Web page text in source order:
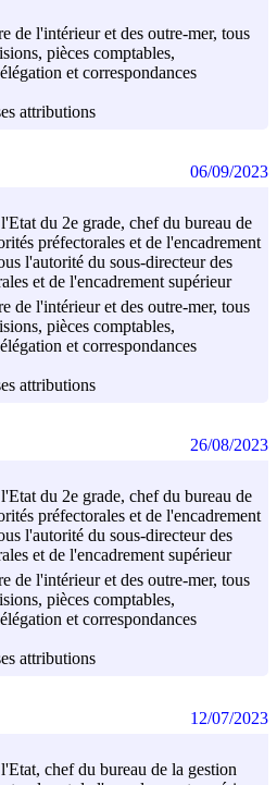
de l'intérieur et des outre-mer, tous
pièces comptables,
et correspondances
attributions
du 2e grade, chef du bureau de
préfectorales et de l'encadrement
l'autorité du sous-directeur des
et de l'encadrement supérieur
de l'intérieur et des outre-mer, tous
pièces comptables,
et correspondances
attributions
06/09/2023
du 2e grade, chef du bureau de
préfectorales et de l'encadrement
l'autorité du sous-directeur des
et de l'encadrement supérieur
de l'intérieur et des outre-mer, tous
pièces comptables,
et correspondances
attributions
26/08/2023
chef du bureau de la gestion
12/07/2023